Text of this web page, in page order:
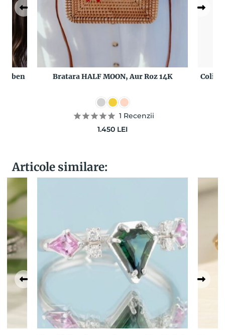
Bratara HALF MOON, Aur Roz 14K
1 Recenzii
1.450 LEI
Colier
Articole similare: